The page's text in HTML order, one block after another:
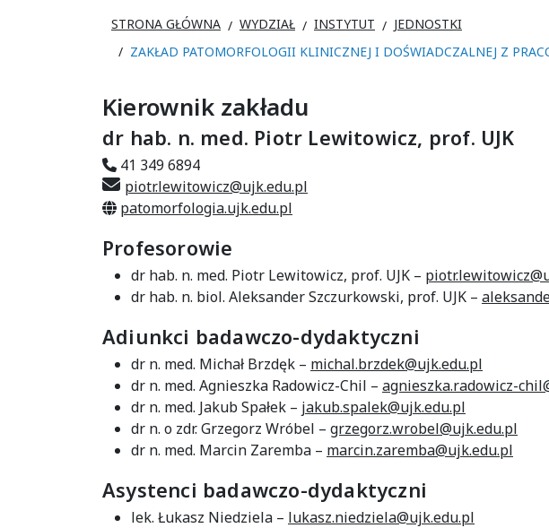
STRONA GŁÓWNA WYDZIAŁ INSTYTUT
JEDNOSTKI
ZAKŁAD PATOMORFOLOGII KLINICZNEJ I DOŚWIADCZALNEJ Z
Kierownik zakładu
dr hab. n. med. Piotr Lewitowicz, prof. UJK
41 349 6894
piotr.lewitowicz@ujk.edu.pl
patomorfologia.ujk.edu.pl
Profesorowie
dr hab. n. med. Piotr Lewitowicz, prof. UJK –
dr hab. n. biol. Aleksander Szczurkowski, prof. UJK –
Adiunkci badawczo-dydaktyczni
dr n. med. Michał Brzdęk – michal.brzdek@ujk.edu.pl
dr n. med. Agnieszka Radowicz-Chil – agnieszka.radowicz-
dr n. med. Jakub Spałek – jakub.spalek@ujk.edu.pl
dr n. o zdr. Grzegorz Wróbel – grzegorz.wrobel@ujk.edu.pl
dr n. med. Marcin Zaremba – marcin.zaremba@ujk.edu.pl
Asystenci badawczo-dydaktyczni
lek. Łukasz Niedziela – lukasz.niedziela@ujk.edu.pl